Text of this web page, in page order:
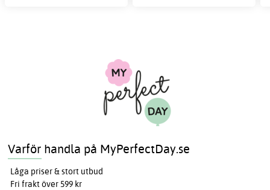
Varför handla på MyPerfectDay.se
Låga priser & stort utbud
Fri frakt över 599 kr